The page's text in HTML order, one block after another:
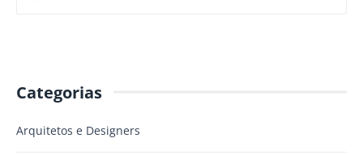
Categorias
Arquitetos e Designers